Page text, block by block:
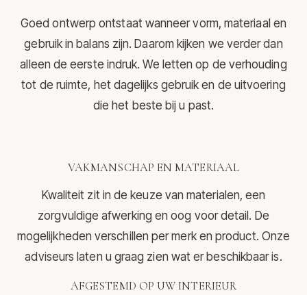
Goed ontwerp ontstaat wanneer vorm, materiaal en
gebruik in balans zijn. Daarom kijken we verder dan
alleen de eerste indruk. We letten op de verhouding
tot de ruimte, het dagelijks gebruik en de uitvoering
die het beste bij u past.
VAKMANSCHAP EN MATERIAAL
Kwaliteit zit in de keuze van materialen, een
zorgvuldige afwerking en oog voor detail. De
mogelijkheden verschillen per merk en product. Onze
adviseurs laten u graag zien wat er beschikbaar is.
AFGESTEMD OP UW INTERIEUR